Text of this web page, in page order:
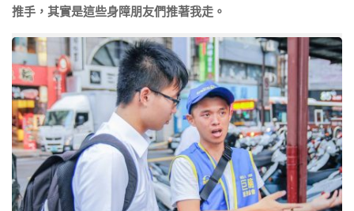
推手，其實是這些身障朋友們推著我走。